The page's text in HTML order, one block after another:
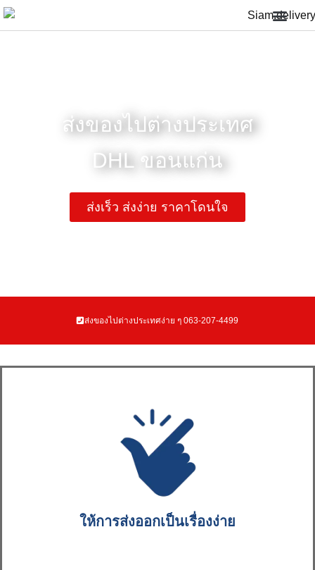
ส่งของไปต่างประเทศ
DHL ขอนแก่น
ส่งเร็ว ส่งง่าย ราคาโดนใจ
ส่งของไปต่างประเทศง่าย ๆ 063-207-4499
ให้การส่งออกเป็นเรื่องง่าย